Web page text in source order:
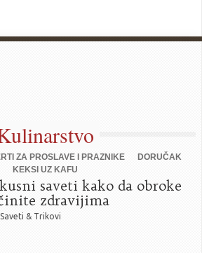
ZA PROSLAVE I PRAZNIKE
DORUČAK
KEKSI UZ KAFU
saveti kako da obroke
zdravijima
Saveti & Trikovi